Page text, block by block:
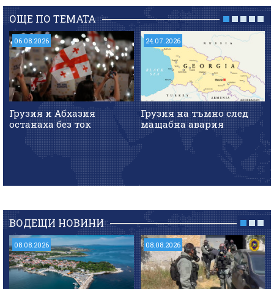
ОЩЕ ПО ТЕМАТА
06.08.2026
Грузия и Абхазия
останаха без ток
24.07.2026
Грузия на тъмно след
мащабна авария
ВОДЕЩИ НОВИНИ
08.08.2026 08.08.2026